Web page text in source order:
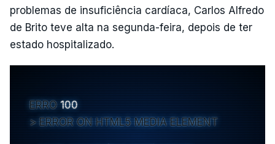
problemas de insuficiência cardíaca, Carlos Alfredo
de Brito teve alta na segunda-feira, depois de ter
estado hospitalizado.
ERRO 100
ERROR ON HTML5 MEDIA ELEMENT